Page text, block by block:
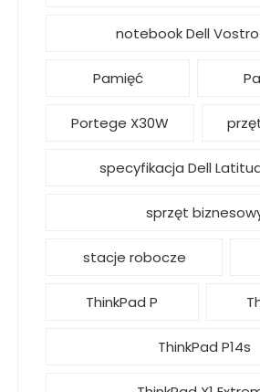
notebook Dell Vostro
Pamięć
Portege X30W
specyfikacja Dell
sprzęt
stacje robocze
ThinkPad P
ThinkPad P14s